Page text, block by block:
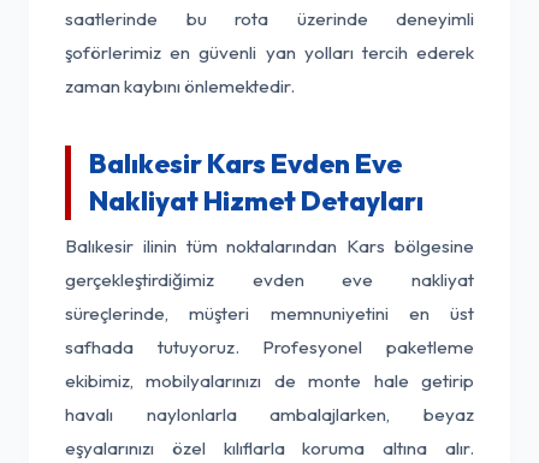
saatlerinde bu rota üzerinde deneyimli
şoförlerimiz en güvenli yan yolları tercih ederek
zaman kaybını önlemektedir.
Balıkesir Kars Evden Eve
Nakliyat Hizmet Detayları
Balıkesir ilinin tüm noktalarından Kars bölgesine
gerçekleştirdiğimiz evden eve nakliyat
süreçlerinde, müşteri memnuniyetini en üst
safhada tutuyoruz. Profesyonel paketleme
ekibimiz, mobilyalarınızı de monte hale getirip
havalı naylonlarla ambalajlarken, beyaz
eşyalarınızı özel kılıflarla koruma altına alır.